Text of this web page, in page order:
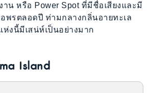
าน หรือ Power Spot ที่มีชื่อเสียงและมี
พรตลอดปี ท่ามกลางกลิ่นอายทะเล
ห่งนี้มีเสน่ห์เป็นอย่างมาก
Island